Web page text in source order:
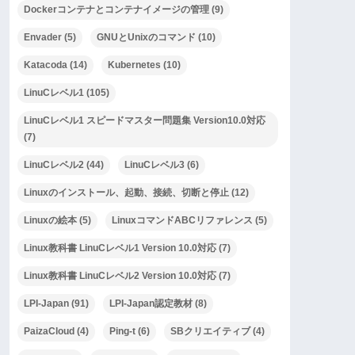
Dockerコンテナとコンテナイメージの管理 (9)
Envader (5) GNUとUnixのコマンド (10)
Katacoda (14) Kubernetes (10)
LinuCレベル1 (105)
LinuCレベル1 スピードマスター問題集 Version10.0対応
(7)
LinuCレベル2 (44) LinuCレベル3 (6)
Linuxのインストール、起動、接続、切断と停止 (12)
Linuxの絵本 (5) LinuxコマンドABCリファレンス (5)
Linux教科書 LinuCレベル1 Version 10.0対応 (7)
Linux教科書 LinuCレベル2 Version 10.0対応 (7)
LPI-Japan (91) LPI-Japan認定教材 (8)
PaizaCloud (4) Ping-t (6) SBクリエイティブ(4)